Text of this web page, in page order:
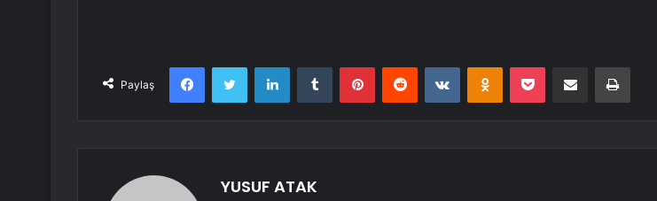
Paylaş
FacebookTwitter LinkedInTumblr PinterestReddit VKontakteOdnoklassniki
Pocket E-Posta ile paylaş Yazdır
YUSUF ATAK